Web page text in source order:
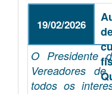
19/02/2026
O Presidente
Vereadores
todos os